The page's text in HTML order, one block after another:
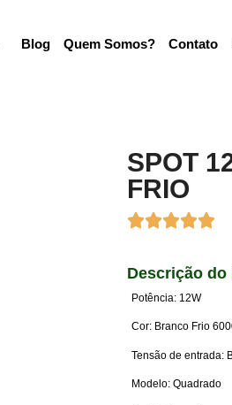
Blog Quem Somos? Contato
SPOT
FRIO
Descrição do
Potência: 12W
Cor: Branco Frio
Tensão de entrada:
Modelo: Quadrado